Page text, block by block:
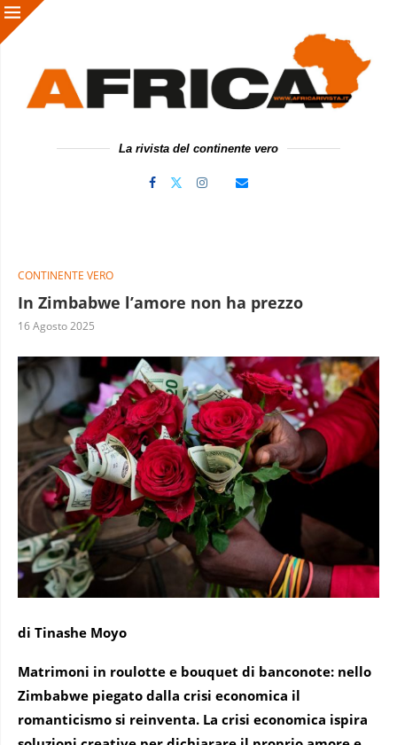
La rivista del continente vero
CONTINENTE VERO
In Zimbabwe l’amore non ha prezzo
16 Agosto 2025
di Tinashe Moyo
Matrimoni in roulotte e bouquet di banconote: nello
Zimbabwe piegato dalla crisi economica il
romanticismo si reinventa. La crisi economica ispira